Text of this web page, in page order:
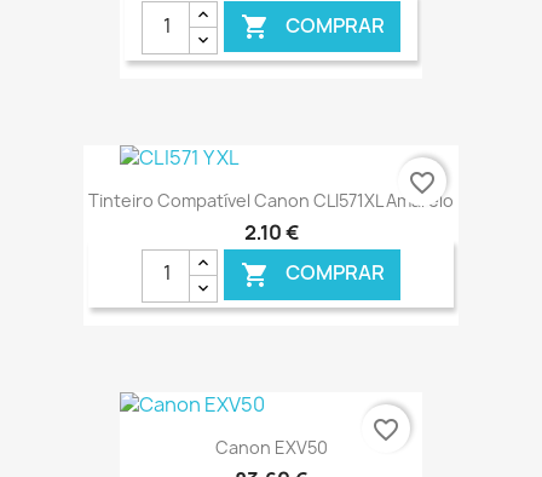
 COMPRAR
€ ONLINE
Tinteiro Compatível Canon CLI571XL Amarelo
2,10 €
 COMPRAR
€ ONLINE
favorite_border
Canon EXV50
favorite_border